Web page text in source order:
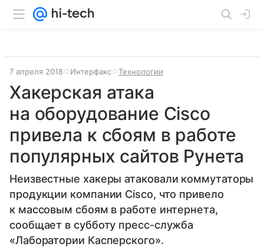
7 апреля 2018 Интерфакс Технологии
Хакерская атака
на оборудование Cisco
привела к сбоям в работе
популярных сайтов Рунета
Неизвестные хакеры атаковали коммутаторы
продукции компании Cisco, что привело
к массовым сбоям в работе интернета,
сообщает в субботу пресс-служба
«Лаборатории Касперского».